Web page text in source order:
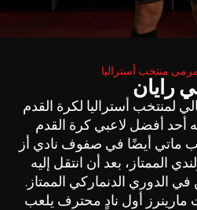
رايان
لمنتخب أستراليا لكرة القدم
أحد أفضل لاعبي كرة القدم
ماتي أيضًا في صفوف نادي أز
الممتاز، بعد أن انتقل إليه
الدوري الدنماركي الممتاز.
أول نادٍ محترف يلعب